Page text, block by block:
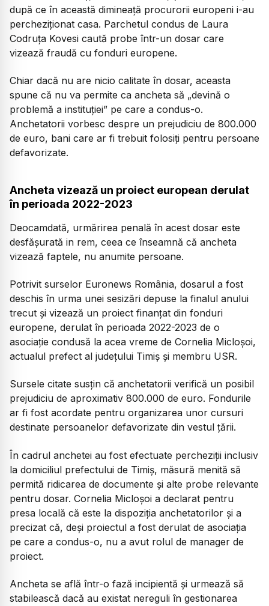
după ce în această dimineață procurorii europeni i-au
percheziționat casa. Parchetul condus de Laura
Codruța Kovesi caută probe într-un dosar care
vizează fraudă cu fonduri europene.
Chiar dacă nu are nicio calitate în dosar, aceasta
spune că nu va permite ca ancheta să „devină o
problemă a instituției” pe care a condus-o.
Anchetatorii vorbesc despre un prejudiciu de 800.000
de euro, bani care ar fi trebuit folosiți pentru persoane
defavorizate.
Ancheta vizează un proiect european derulat
în perioada 2022-2023
Deocamdată, urmărirea penală în acest dosar este
desfășurată in rem, ceea ce înseamnă că ancheta
vizează faptele, nu anumite persoane.
Potrivit surselor Euronews România, dosarul a fost
deschis în urma unei sesizări depuse la finalul anului
trecut și vizează un proiect finanțat din fonduri
europene, derulat în perioada 2022-2023 de o
asociație condusă la acea vreme de Cornelia Micloșoi,
actualul prefect al județului Timiș și membru USR.
Sursele citate susțin că anchetatorii verifică un posibil
prejudiciu de aproximativ 800.000 de euro. Fondurile
ar fi fost acordate pentru organizarea unor cursuri
destinate persoanelor defavorizate din vestul țării.
În cadrul anchetei au fost efectuate percheziții inclusiv
la domiciliul prefectului de Timiș, măsură menită să
permită ridicarea de documente și alte probe relevante
pentru dosar. Cornelia Micloșoi a declarat pentru
presa locală că este la dispoziția anchetatorilor și a
precizat că, deși proiectul a fost derulat de asociația
pe care a condus-o, nu a avut rolul de manager de
proiect.
Ancheta se află într-o fază incipientă și urmează să
stabilească dacă au existat nereguli în gestionarea